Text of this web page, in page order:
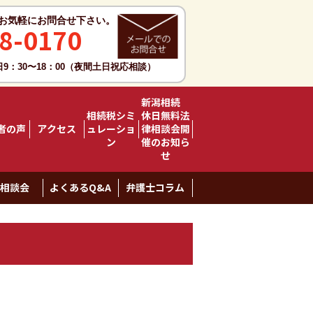
気軽にお問合せ下さい。
0170
9：30〜18：00（夜間土日祝応相談）
の声 アクセス
相続税シミ
ュレーショ
ン
新潟相続
休日無料法
律相談会開
催のお知ら
せ
談会 よくあるQ&A 弁護士コラム